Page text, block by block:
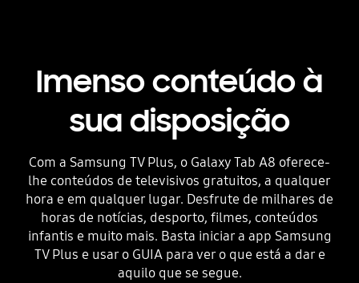
Imenso conteúdo à
sua disposição
Com a Samsung TV Plus, o Galaxy Tab A8 oferece-
lhe conteúdos de televisivos gratuitos, a qualquer
hora e em qualquer lugar. Desfrute de milhares de
horas de notícias, desporto, filmes, conteúdos
infantis e muito mais. Basta iniciar a app Samsung
TV Plus e usar o GUIA para ver o que está a dar e
aquilo que se segue.